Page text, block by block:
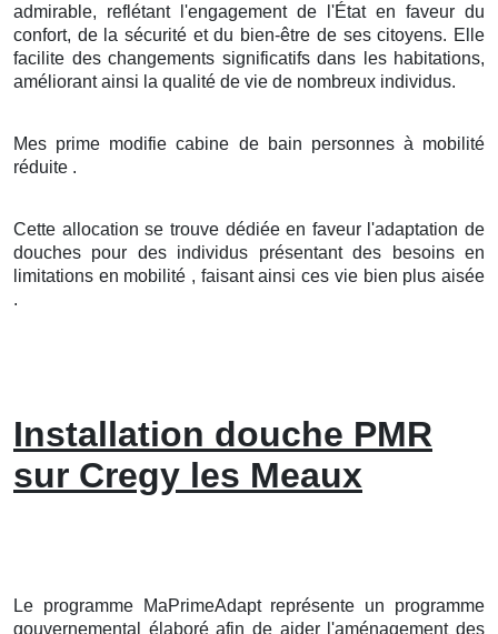
admirable, reflétant l'engagement de l'État en faveur du
confort, de la sécurité et du bien-être de ses citoyens. Elle
facilite des changements significatifs dans les habitations,
améliorant ainsi la qualité de vie de nombreux individus.
Mes prime modifie cabine de bain personnes à mobilité
réduite .
Cette allocation se trouve dédiée en faveur l'adaptation de
douches pour des individus présentant des besoins en
limitations en mobilité , faisant ainsi ces vie bien plus aisée
.
Installation douche PMR
sur Cregy les Meaux
Le programme MaPrimeAdapt représente un programme
gouvernemental élaboré afin de aider l'aménagement des